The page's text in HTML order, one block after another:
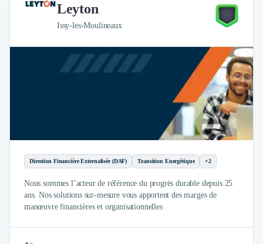
Leyton
Issy-les-Moulineaux
Direction Financière Externalisée (DAF) Transition Energétique +2
Nous sommes l’acteur de référence du progrès durable depuis 25
ans. Nos solutions sur-mesure vous apportent des marges de
manœuvre financières et organisationnelles